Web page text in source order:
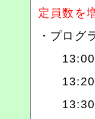
定員数を
・プログ